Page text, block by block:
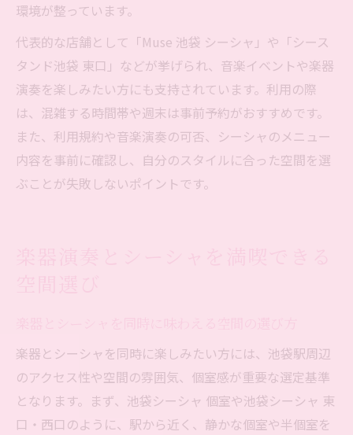
環境が整っています。
代表的な店舗として「Muse 池袋 シーシャ」や「シース
タンド池袋 東口」などが挙げられ、音楽イベントや楽器
演奏を楽しみたい方にも支持されています。利用の際
は、混雑する時間帯や週末は事前予約がおすすめです。
また、利用規約や音楽演奏の可否、シーシャのメニュー
内容を事前に確認し、自分のスタイルに合った空間を選
ぶことが失敗しないポイントです。
楽器とシーシャを同時に楽しみたい方には、池袋駅周辺
のアクセス性や空間の雰囲気、個室感が重要な選定基準
となります。まず、池袋シーシャ 個室や池袋シーシャ 東
口・西口のように、駅から近く、静かな個室や半個室を